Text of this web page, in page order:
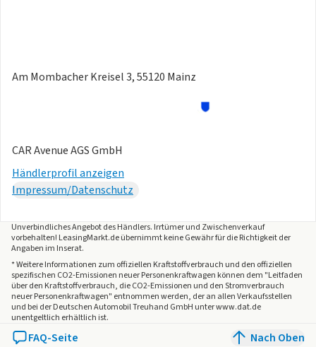
Am Mombacher Kreisel 3, 55120 Mainz
CAR Avenue AGS GmbH
Händlerprofil anzeigen
Impressum/Datenschutz
Unverbindliches Angebot desHändlers. Irrtümer und Zwischenverkauf
vorbehalten! LeasingMarkt.de übernimmt keine Gewähr für die Richtigkeit der
Angaben im Inserat.
* Weitere Informationen zum offiziellen Kraftstoffverbrauch und den offiziellen
spezifischen CO2-Emissionen neuer Personenkraftwagen können dem "Leitfaden
über den Kraftstoffverbrauch, die CO2-Emissionen und den Stromverbrauch
neuer Personenkraftwagen" entnommen werden, der an allen Verkaufsstellen
und bei der Deutschen Automobil Treuhand GmbH unter www.dat.de
unentgeltlich erhältlich ist.
FAQ-Seite Nach Oben